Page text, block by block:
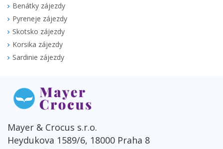
Benátky zájezdy
Pyreneje zájezdy
Skotsko zájezdy
Korsika zájezdy
Sardinie zájezdy
Mayer & Crocus s.r.o.
Heydukova 1589/6, 18000 Praha 8